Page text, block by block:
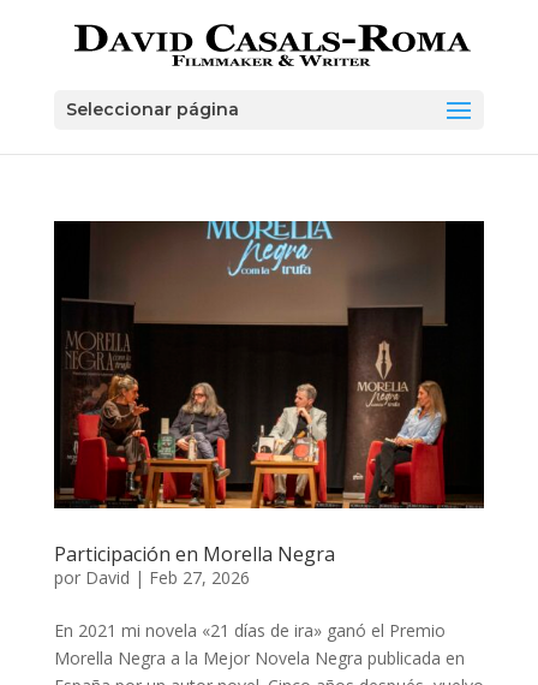
Seleccionar página
Participación en Morella Negra
por David | Feb 27, 2026
En 2021 mi novela «21 días de ira» ganó el Premio
Morella Negra a la Mejor Novela Negra publicada en